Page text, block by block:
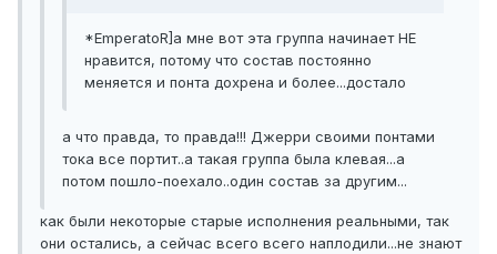
*EmperatoR]а мне вот эта группа начинает НЕ
нравится, потому что состав постоянно
меняется и понта дохрена и более...достало
а что правда, то правда!!! Джерри своими понтами
тока все портит..а такая группа была клевая...а
потом пошло-поехало..один состав за другим...
как были некоторые старые исполнения реальными, так
они остались, а сейчас всего всего наплодили...не знают